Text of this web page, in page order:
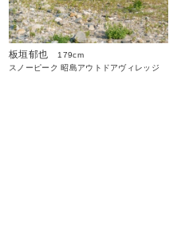
板垣郁也
179cm
スノーピーク 昭島アウトドアヴィレッジ